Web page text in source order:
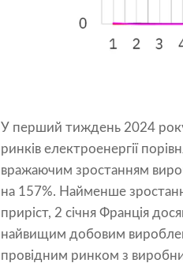
У перший тиждень 2024 року
ринків електроенергії
вражаючим зростанням
на 157%. Найменше
приріст, 2 січня Франція
найвищим добовим
провідним ринком з